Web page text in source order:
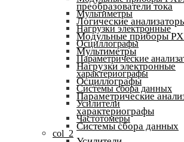
Мультиметры
Нагрузки электронные
Осциллографы
Параметрические
характериографы
Системы сбора данных
Усилители
Частотомеры
col_2
преобразователи тока
Логические
Модульные приборы
Мультиметры
Нагрузки электронные
Осциллографы
Параметрические
характериографы
Системы сбора данных